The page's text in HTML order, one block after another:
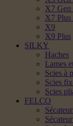
X7 Gen
X7 Plus
X9
X9 Plus
SILKY
Haches
Lames
Scies à
Scies
Scies
FELCO